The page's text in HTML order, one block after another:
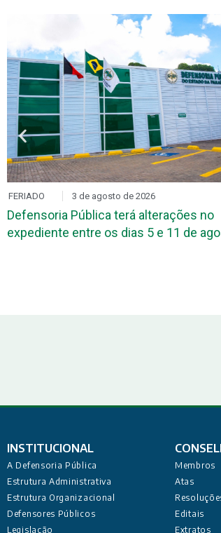
FERIADO 3 de agosto de 2026
Defensoria Pública terá alterações no
expediente entre os dias 5 e 11 de
INSTITUCIONAL
A Defensoria Pública
Estrutura Administrativa
Estrutura Organizacional
Defensores Públicos
Legislação
Membros
Atas
Editais
Extratos